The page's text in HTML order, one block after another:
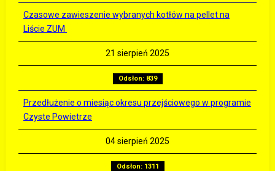
Czasowe zawieszenie wybranych kotłów na pellet na
Liście ZUM
21 sierpień 2025
Odsłon: 839
Przedłużenie o miesiąc okresu przejściowego w programie
Czyste Powietrze
04 sierpień 2025
Odsłon: 1311